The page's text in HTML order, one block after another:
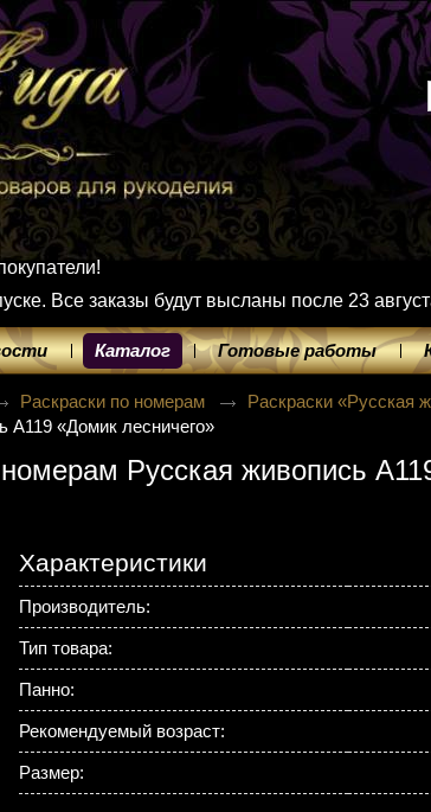
Все заказы будут высланы после 23
Каталог Готовые работы
Раскраски по номерам Раскраски «Русская
A119 «Домик лесничего»
Русская живопись
Характеристики
Производитель:
Тип товара:
Панно:
Рекомендуемый возраст:
Размер: